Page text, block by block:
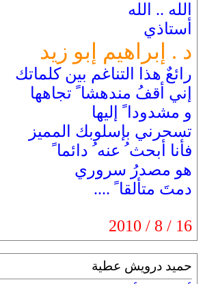
الله .. الله
أستاذي
د . إبراهيم إبو زيد
رائعٌ هذا التناغم بين كلماتك
إني أقفُ مندهشا ً تجاهها
و مشدودا ً إليها
تسحرني بإسلوبك المميز
فأنا أبحث ُ عنه ُ دائما ً
هو مصدرُ سروري
دمتَ متألقا ً ....
16 / 8 / 2010
حميد درويش عطية